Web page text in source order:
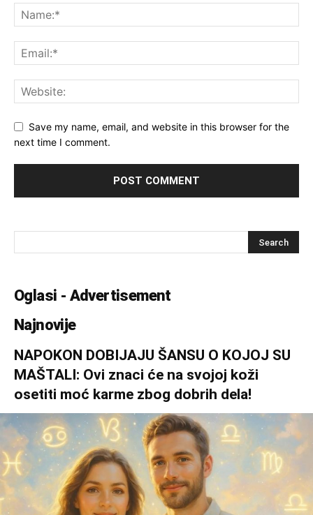
Save my name, email, and website in this browser for the
next time I comment.
Oglasi - Advertisement
Najnovije
NAPOKON DOBIJAJU ŠANSU O KOJOJ SU
MAŠTALI: Ovi znaci će na svojoj koži
osetiti moć karme zbog dobrih dela!